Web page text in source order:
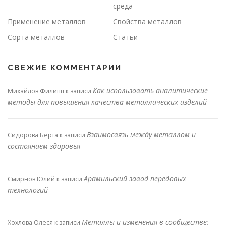
среда
Применение металлов
Свойства металлов
Сорта металлов
Статьи
СВЕЖИЕ КОММЕНТАРИИ
Михайлов Филипп к записи Как использовать аналитические
методы для повышения качества металлических изделий
Сидорова Берта к записи Взаимосвязь между металлом и
состоянием здоровья
Смирнов Юлий к записиАрамильский завод передовых
технологий
Хохлова Олеся к записи Металлы и изменения в сообществе: